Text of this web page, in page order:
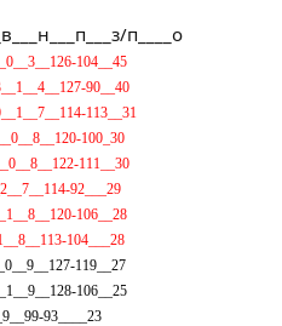
п____о
104__45
90__40
113__31
100_30
111__30
92___29
106__28
104___28
119__27
106__25
93____23